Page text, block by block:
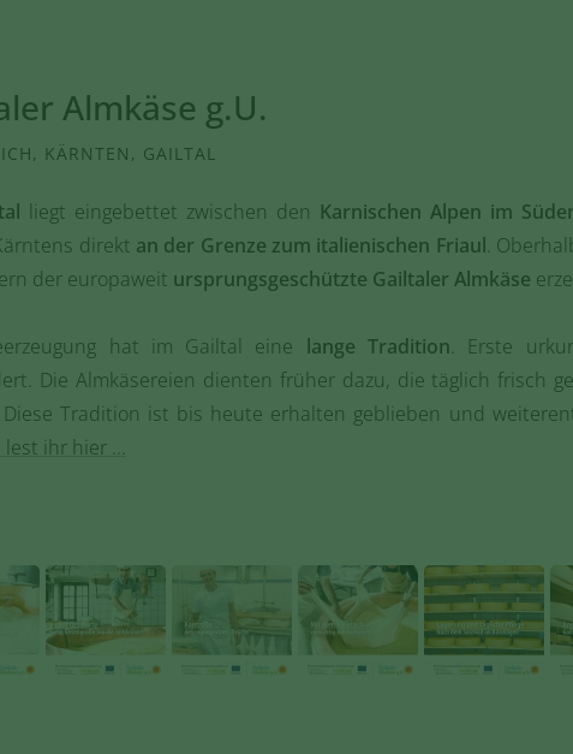
Almkäse g.U.
KÄRNTEN, GAILTAL
liegt eingebettet zwischen den Karnischen Alpen im
direkt an der Grenze zum italienischen Friaul.
der europaweit ursprungsgeschützte Gailtaler Almkäse
hat im Gailtal eine lange Tradition. Erste
Die Almkäsereien dienten früher dazu, die täglich frisch
Diese Tradition ist bis heute erhalten geblieben und
ihr hier ...